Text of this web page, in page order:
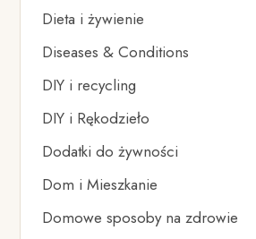
Dieta i żywienie
Diseases & Conditions
DIY i recycling
DIY i Rękodzieło
Dodatki do żywności
Dom i Mieszkanie
Domowe sposoby na zdrowie